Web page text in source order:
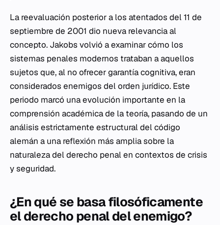
La reevaluación posterior a los atentados del 11 de
septiembre de 2001 dio nueva relevancia al
concepto. Jakobs volvió a examinar cómo los
sistemas penales modernos trataban a aquellos
sujetos que, al no ofrecer garantía cognitiva, eran
considerados enemigos del orden jurídico. Este
periodo marcó una evolución importante en la
comprensión académica de la teoría, pasando de un
análisis estrictamente estructural del código
alemán a una reflexión más amplia sobre la
naturaleza del derecho penal en contextos de crisis
y seguridad.
¿En qué se basa filosóficamente
el derecho penal del enemigo?